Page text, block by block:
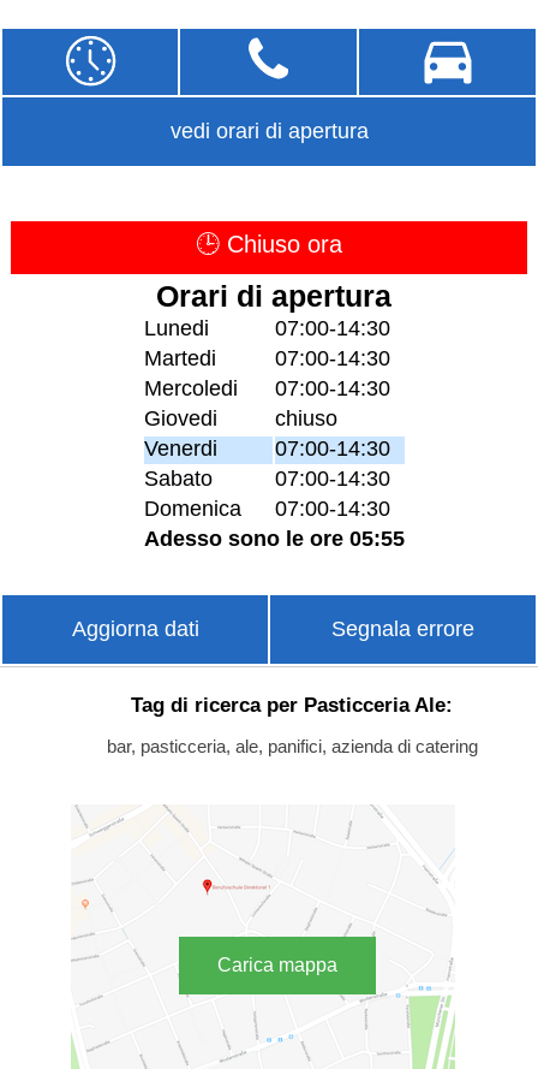
vedi orari di apertura
🕒 Chiuso ora
Orari di apertura
Lunedi
07:00-14:30
Martedi
07:00-14:30
Mercoledi
07:00-14:30
Giovedi
chiuso
Venerdi
07:00-14:30
Sabato
07:00-14:30
Domenica
07:00-14:30
Adesso sono le ore 05:55
Aggiorna dati Segnala errore
Tag di ricerca per Pasticceria Ale:
bar, pasticceria, ale, panifici, azienda di catering
Carica mappa